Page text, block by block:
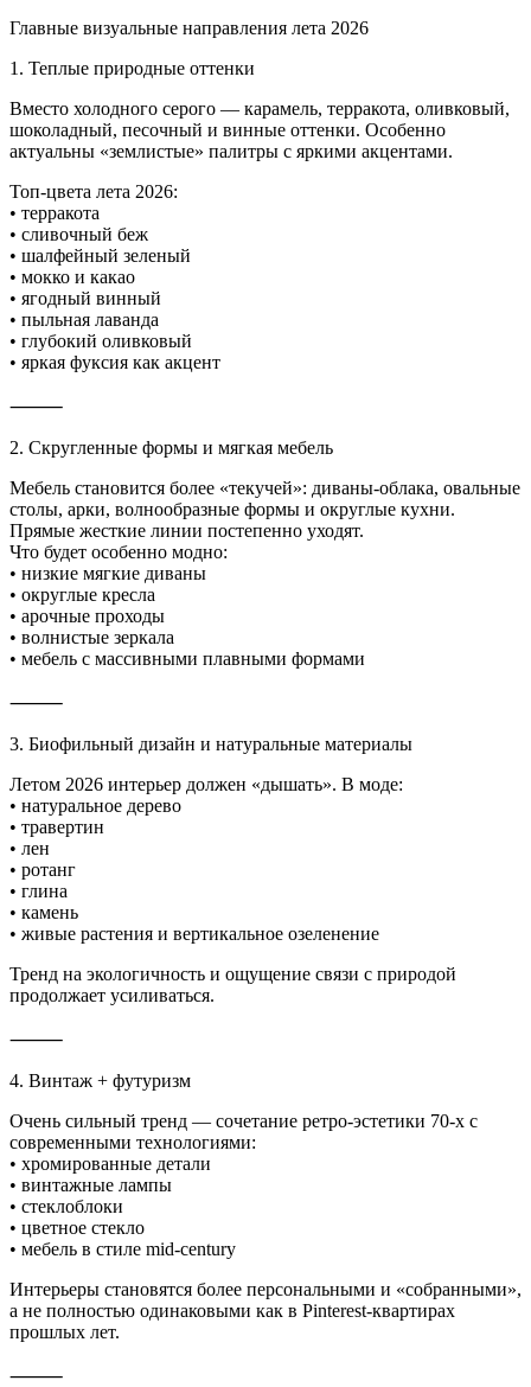
Главные визуальные направления лета 2026
1. Теплые природные оттенки
Вместо холодного серого — карамель, терракота, оливковый,
шоколадный, песочный и винные оттенки. Особенно
актуальны «землистые» палитры с яркими акцентами.
Топ-цвета лета 2026:
• терракота
• сливочный беж
• шалфейный зеленый
• мокко и какао
• ягодный винный
• пыльная лаванда
• глубокий оливковый
• яркая фуксия как акцент
⸻
2. Скругленные формы и мягкая мебель
Мебель становится более «текучей»: диваны-облака, овальные
столы, арки, волнообразные формы и округлые кухни.
Прямые жесткие линии постепенно уходят.
Что будет особенно модно:
• низкие мягкие диваны
• округлые кресла
• арочные проходы
• волнистые зеркала
• мебель с массивными плавными формами
⸻
3. Биофильный дизайн и натуральные материалы
Летом 2026 интерьер должен «дышать». В моде:
• натуральное дерево
• травертин
• лен
• ротанг
• глина
• камень
• живые растения и вертикальное озеленение
Тренд на экологичность и ощущение связи с природой
продолжает усиливаться.
⸻
4. Винтаж + футуризм
Очень сильный тренд — сочетание ретро-эстетики 70-х с
современными технологиями:
• хромированные детали
• винтажные лампы
• стеклоблоки
• цветное стекло
• мебель в стиле mid-century
Интерьеры становятся более персональными и «собранными»,
а не полностью одинаковыми как в Pinterest-квартирах
прошлых лет.
⸻